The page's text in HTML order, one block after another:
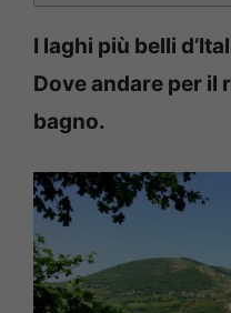
I laghi più belli
Dove andare per il
bagno.